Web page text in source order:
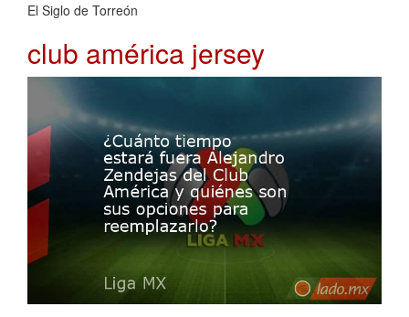
El Siglo de Torreón
club américa jersey